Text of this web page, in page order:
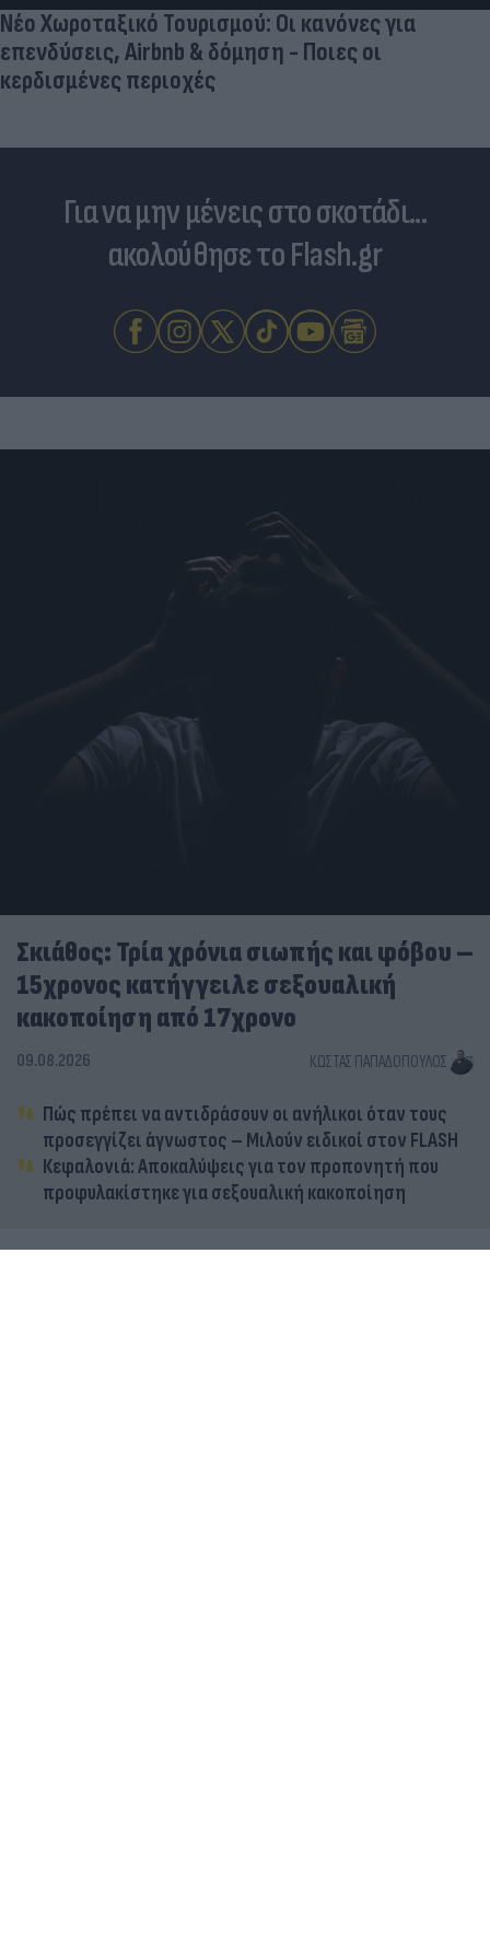
Νέο Χωροταξικό Τουρισμού: Οι κανόνες για
επενδύσεις, Airbnb & δόμηση - Ποιες οι
κερδισμένες περιοχές
Για να μην μένεις στο σκοτάδι...
ακολούθησε το Flash.gr
Σκιάθος: Τρία χρόνια σιωπής και φόβου –
15χρονος κατήγγειλε σεξουαλική
κακοποίηση από 17χρονο
09.08.2026 ΚΏΣΤΑΣ ΠΑΠΑΔΌΠΟΥΛΟΣ
Πώς πρέπει να αντιδράσουν οι ανήλικοι όταν τους
προσεγγίζει άγνωστος – Μιλούν ειδικοί στον FLASH
Κεφαλονιά: Αποκαλύψεις για τον προπονητή που
προφυλακίστηκε για σεξουαλική κακοποίηση